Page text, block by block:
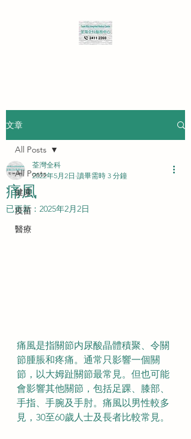
文章
All Posts
健康
疫苗
醫療
All Posts
痛風
荃灣全科
2022年5月2日 讀畢需時 3 分鐘
已更新： 2025年2月2日
痛風是指關節内尿酸晶體積聚、令關
節腫脹和疼痛。通常只影響一個關
節，以大姆趾關節最常見。但也可能
會影響其他關節，包括足踝、膝部、
手指、手腕及手肘。痛風以男性較多
見，30至60歲人士及長者比較常見。